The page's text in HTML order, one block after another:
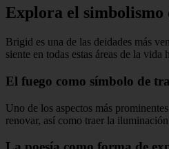
Explora el simbolismo
Brigid es una de las deidades más
siente en todas estas áreas de la
El fuego como símbolo de
Uno de los aspectos más
renovar, así como traer la